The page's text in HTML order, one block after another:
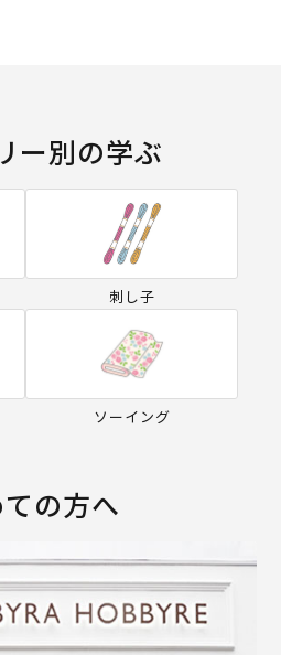
ー別の学ぶ
刺し子
ソーイング
の方へ